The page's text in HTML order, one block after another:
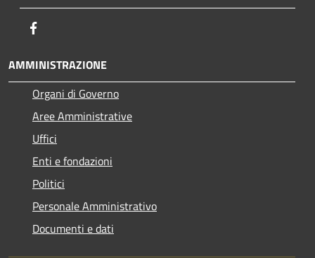
AMMINISTRAZIONE
Organi di Governo
Aree Amministrative
Uffici
Enti e fondazioni
Politici
Personale Amministrativo
Documenti e dati